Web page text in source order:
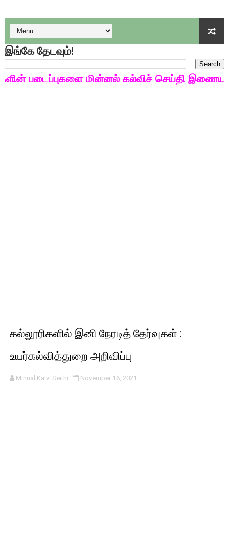
டிசம்பர் - 2024 துறைத் தேர்வுகளுக்கான தேர்வுக்கூட
தொடக்க நிலை மாணவர்களுக்கு தமிழ் படித்துப் பழக 200
4,5 ஆம் வகுப்பு - ஜனவரி முதல் வாரம் பாடக் குறிப்பு
இங்கே தேடவும்!
மின்னல் கல்விச் செய்தி
கல்லூரிகளில் இனி நேரடித் தேர்வுகள் :
உயர்கல்வித்துறை அறிவிப்பு
Minnal Kalvi Seithi November 16, 2021